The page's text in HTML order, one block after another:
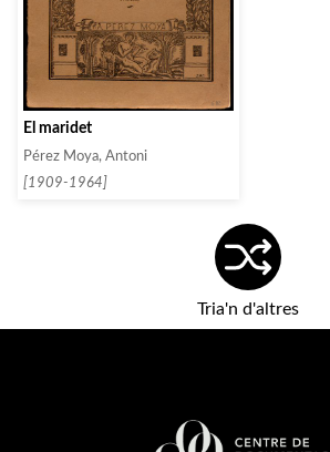
El maridet
Pérez Moya, Antoni
[1909-1964]
Tria'n d'altres